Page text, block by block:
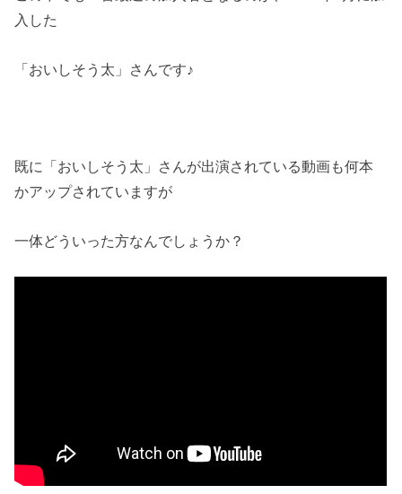
入した
「おいしそう太」さんです♪
既に「おいしそう太」さんが出演されている動画も何本
かアップされていますが
一体どういった方なんでしょうか？